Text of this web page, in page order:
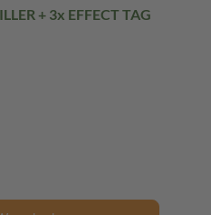
+ 3x EFFECT TAG